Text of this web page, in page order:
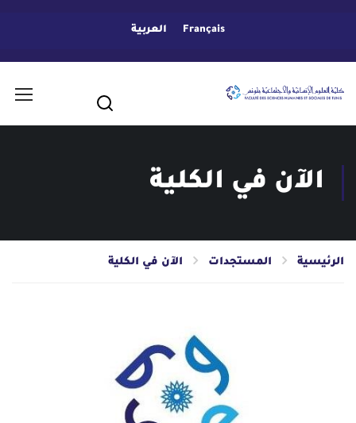
Français العربية
الآن في الكلية
الرئيسية المستجدات الآن في الكلية